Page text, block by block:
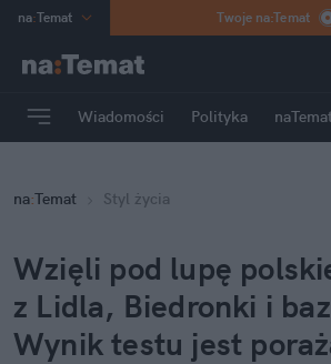
na:Temat
Poland
mama
Rozrywka
Twoje na:Temat
Wiadomości Polityka
na:Temat Styl życia
Wzięli pod lupę
z Lidla, Biedronki i
Wynik testu jest